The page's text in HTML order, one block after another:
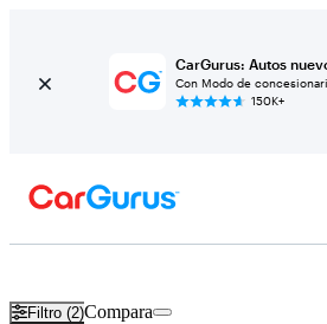
CarGurus: Autos
Con Modo de
150K+
Filtro (2)Compara